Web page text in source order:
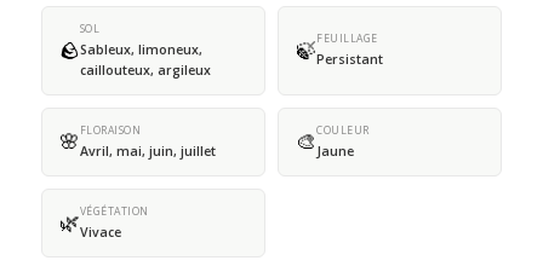
🪨
SOL
Sableux, limoneux,
caillouteux, argileux
🍃FEUILLAGE
Persistant
🌸 FLORAISON
Avril, mai, juin, juillet 🎨COULEUR
Jaune
🌿VÉGÉTATION
Vivace